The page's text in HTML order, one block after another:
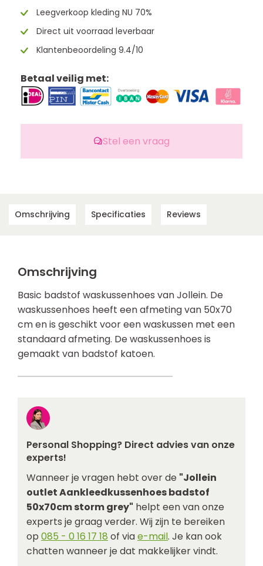
Leegverkoop kleding NU 70%
Direct uit voorraad leverbaar
Klantenbeoordeling 9.4/10
Betaal veilig met:
Stel een vraag
Omschrijving Specificaties Reviews
Omschrijving
Basic badstof waskussenhoes van Jollein. De
waskussenhoes heeft een afmeting van 50x70
cm en is geschikt voor een waskussen met een
standaard afmeting. De waskussenhoes is
gemaakt van badstof katoen.
Personal Shopping? Direct advies van onze
experts!
Wanneer je vragen hebt over de "Jollein
outlet Aankleedkussenhoes badstof
50x70cm storm grey" helpt een van onze
experts je graag verder. Wij zijn te bereiken
op 085 - 0 16 17 18 of viae-mail. Je kan ook
chatten wanneer je dat makkelijker vindt.